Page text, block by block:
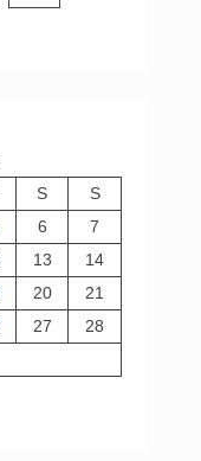
S
S
6
7
13
14
20
21
27
28